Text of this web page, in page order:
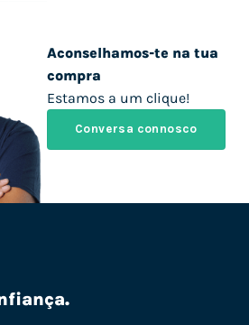
Aconselhamos-te na tua
compra
Estamos a um clique!
Conversa connosco